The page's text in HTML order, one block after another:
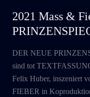
2021 Mass &
DER NEUE
sind tot
Felix Huber, inszeniert
FIEBER in